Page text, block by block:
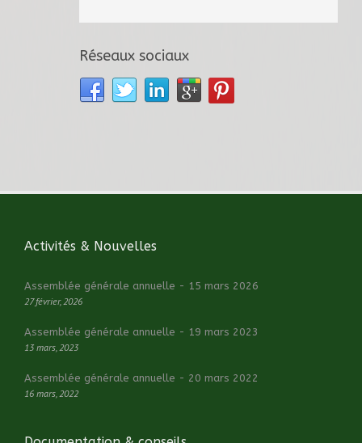
Réseaux sociaux
Activités & Nouvelles
Assemblée générale annuelle - 15 mars 2026
27 février, 2026
Assemblée générale annuelle - 19 mars 2023
13 mars, 2023
Assemblée générale annuelle - 20 mars 2022
16 mars, 2022